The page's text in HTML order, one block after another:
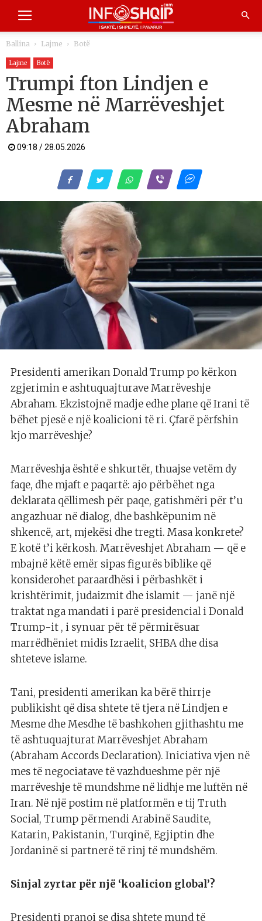
Ballina Lajme Botë
Lajme Botë
Trumpi fton Lindjen e
Mesme në Marrëveshjet
Abraham
09:18 / 28.05.2026
Presidenti amerikan Donald Trump po kërkon
zgjerimin e ashtuquajturave Marrëveshje
Abraham. Ekzistojnë madje edhe plane që Irani të
bëhet pjesë e një koalicioni të ri. Çfarë përfshin
kjo marrëveshje?
Marrëveshja është e shkurtër, thuajse vetëm dy
faqe, dhe mjaft e paqartë: ajo përbëhet nga
deklarata qëllimesh për paqe, gatishmëri për t’u
angazhuar në dialog, dhe bashkëpunim në
shkencë, art, mjekësi dhe tregti. Masa konkrete?
E kotë t’i kërkosh. Marrëveshjet Abraham — që e
mbajnë këtë emër sipas figurës biblike që
konsiderohet paraardhësi i përbashkët i
krishtërimit, judaizmit dhe islamit — janë një
traktat nga mandati i parë presidencial i Donald
Trump-it , i synuar për të përmirësuar
marrëdhëniet midis Izraelit, SHBA dhe disa
shteteve islame.
Tani, presidenti amerikan ka bërë thirrje
publikisht që disa shtete të tjera në Lindjen e
Mesme dhe Mesdhe të bashkohen gjithashtu me
të ashtuquajturat Marrëveshjet Abraham
(Abraham Accords Declaration). Iniciativa vjen në
mes të negociatave të vazhdueshme për një
marrëveshje të mundshme në lidhje me luftën në
Iran. Në një postim në platformën e tij Truth
Social, Trump përmendi Arabinë Saudite,
Katarin, Pakistanin, Turqinë, Egjiptin dhe
Jordaninë si partnerë të rinj të mundshëm.
Sinjal zyrtar për një ‘koalicion global’?
Presidenti pranoi se disa shtete mund të